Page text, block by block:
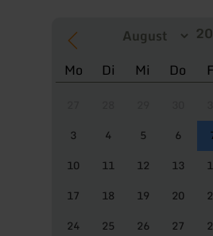
Mo Di Mi Do
3
4 5 6
10
11 12 13
17
18 19 20
24
25 26 27